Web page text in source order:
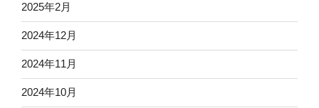
2025年2月
2024年12月
2024年11月
2024年10月